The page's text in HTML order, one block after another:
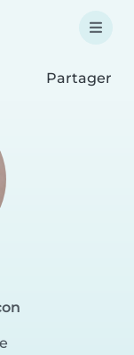
Partager